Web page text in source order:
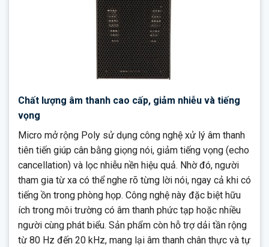
Chất lượng âm thanh cao cấp, giảm nhiễu và tiếng
vọng
Micro mở rộng Poly sử dụng công nghệ xử lý âm thanh
tiên tiến giúp cân bằng giọng nói, giảm tiếng vọng (echo
cancellation) và lọc nhiễu nền hiệu quả. Nhờ đó, người
tham gia từ xa có thể nghe rõ từng lời nói, ngay cả khi có
tiếng ồn trong phòng họp. Công nghệ này đặc biệt hữu
ích trong môi trường có âm thanh phức tạp hoặc nhiều
người cùng phát biểu. Sản phẩm còn hỗ trợ dải tần rộng
từ 80 Hz đến 20 kHz, mang lại âm thanh chân thực và tự